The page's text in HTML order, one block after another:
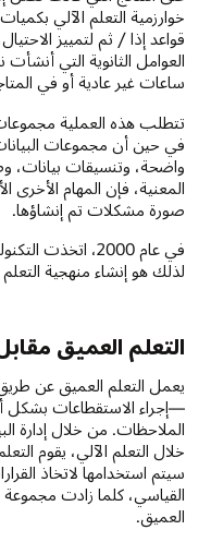
خوارزمية التعلم الآلي
قواعد إذا / ثم لتمييز
العوامل الثانوية التي
ساعات غير عادية أو في
تتطلب هذه العملية مجموعات
في حين أن مجموعات
واضحة، وتنسيقات بيانات،
المعنية، فإن المهام
صورة مشكلات تم إنشاؤها.
في عام 2000،
لذلك هو إنشاء منهجية
التعلم العميق
يعمل التعلم العميق عن
—إجراء الاستقطاعات
الملاحظات. من خلال إدارة
خلال التعلم الآلي، يقوم
سيتم استخدامها لاتخاذ
القياسي، كلما زادت مجموعة
العميق.